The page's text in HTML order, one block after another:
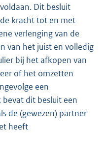
Dit besluit
kracht tot en met
verlenging van de
van het juist en volledig
bij het afkopen van
of het omzetten
een
dit besluit een
de (gewezen) partner
heeft